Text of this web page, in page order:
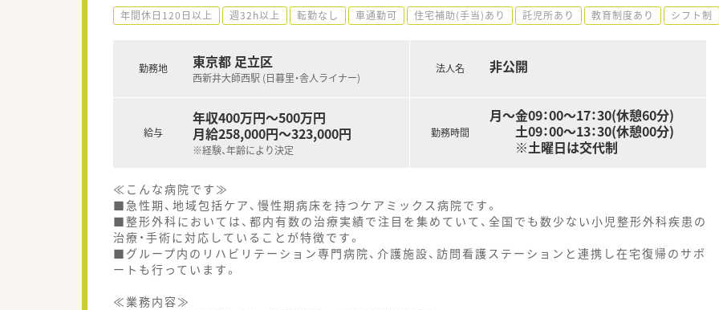
年間休日120日以上 週32h以上 転勤なし 車通勤可 住宅補助(手当)あり 託児所あり 教育制度あり シフト制
勤務地 東京都 足立区
西新井大師西駅 (日暮里・舎人ライナー)
給与
年収400万円～500万円
月給258,000円～323,000円
※経験、年齢により決定
法人名 非公開
勤務時間
月～金09：00～17：30(休憩60分)
土09：00～13：30(休憩00分)
※土曜日は交代制
≪こんな病院です≫
■急性期、地域包括ケア、慢性期病床を持つケアミックス病院です。
■整形外科においては、都内有数の治療実績で注目を集めていて、全国でも数少ない小児整形外科疾患の
治療・手術に対応していることが特徴です。
■グループ内のリハビリテーション専門病院、介護施設、訪問看護ステーションと連携し在宅復帰のサポ
ートも行っています。
≪業務内容≫